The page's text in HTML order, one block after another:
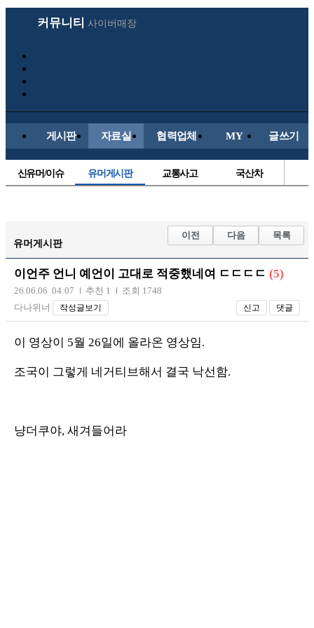
커뮤니티 사이버매장
게시판 자료실 협력업체 MY 글쓰기
신유머/이슈 유머게시판 교통사고 국산차
자유사진 군사/무기
트럭/버스
장착시공사진
유머게시판
이전 다음 목록
이언주 언니 예언이 고대로 적중했네여 ㄷㄷㄷㄷ (5)
26.06.06 04:07 추천 1
조회 1748
다나위너
작성글보기 신고 댓글
이 영상이 5월 26일에 올라온 영상임.
조국이 그렇게 네거티브해서 결국 낙선함.
냥더쿠야, 새겨들어라